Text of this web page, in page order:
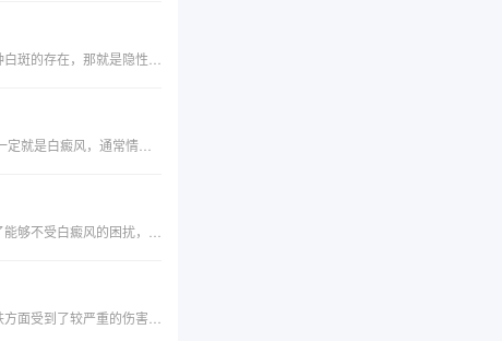
通常情况下，只有当皮肤出现白斑的时候，我们才会意识到白癜风疾病的存在，但其实，大家都忽略了另一种白斑的存在，那就是隐性白斑。患者朋友千万不要以为看不见就可以忽视它，为什么呢?下面为大家详细讲解：一、何为隐性白斑?隐性白斑实际上是外部白斑的前身，虽然在显现之前我们肉眼看不见，
“最近额头长了一块白斑，看着颜色有点发白，刘海快遮不住了，好担心会不会是白癜风啊?”皮肤出现白斑不一定就是白癜风，通常情况下表现为白斑的疾病主要有一下几种，下面我们来做以区分：1、白癜风白癜风是一种常见的后天性限局性或泛发性皮肤色素脱失病。由于自身免疫系统和
在咱们日子中，白癜风患者已经是随处可见了，尽管白癜风患者很常见，不过这种病仍然是很难治好的。为了能够不受白癜风的困扰，咱们我们就必定要做好白癜风的有用防备，不让白癜风有待机而动。那么，白癜风的前期症状是什么呢？
日常生活当中白斑病极为普遍，特别多的朋友会遇到白斑病的症状，为此患者的皮肤明显的异常，令患者皮肤方面受到了较严重的伤害，各位朋友需要将白斑病关注起来，而且还要清楚的了解该病发生后带来的症状表现，认识一下皮肤白斑病的症状有哪些呢？